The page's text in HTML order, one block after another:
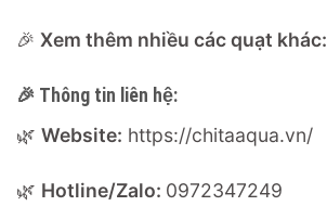
🎉 Xem thêm nhiều các quạt khác:
🎉 Thông tin liên hệ:
🌿 Website: https://chitaaqua.vn/
🌿 Hotline/Zalo: 0972347249